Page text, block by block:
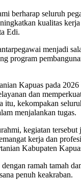
berharap seluruh
kualitas kerja
Edi.
menjadi
program
Kapuas pada 2026
dan
itu, kekompakan
menjalankan tugas.
kegiatan tersebut
kerja dan
Kabupaten
ramah tamah
penuh keakraban.